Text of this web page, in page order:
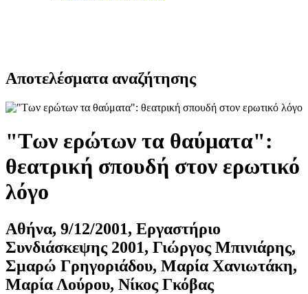
Αποτελέσματα αναζήτησης
"Των ερώτων τα θαύματα":
θεατρική σπουδή στον ερωτικό
λόγο
Αθήνα, 9/12/2001, Εργαστήριο
Συνδιάσκεψης 2001, Γιώργος Μπινιάρης,
Σμαρώ Γρηγοριάδου, Μαρία Χανιωτάκη,
Μαρία Λούρου, Νίκος Γκόβας